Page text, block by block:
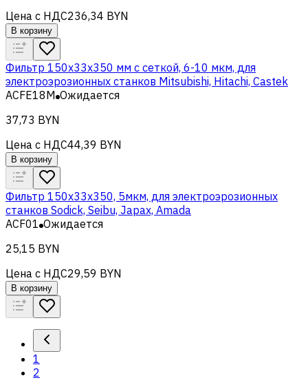
Цена с НДС236,34 BYN
В корзину
Фильтр 150x33x350 мм с сеткой, 6-10 мкм, для
электроэрозионных станков Mitsubishi, Hitachi, Castek
ACFE18M Ожидается
37,73 BYN
Цена с НДС44,39 BYN
В корзину
Фильтр 150x33x350, 5мкм, для электроэрозионных
станков Sodick, Seibu, Japax, Amada
ACF01 Ожидается
25,15 BYN
Цена с НДС29,59 BYN
В корзину
1
2